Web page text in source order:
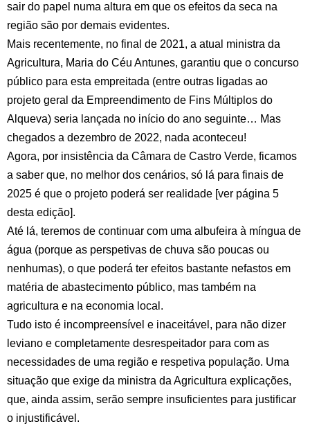
sair do papel numa altura em que os efeitos da seca na
região são por demais evidentes.
Mais recentemente, no final de 2021, a atual ministra da
Agricultura, Maria do Céu Antunes, garantiu que o concurso
público para esta empreitada (entre outras ligadas ao
projeto geral da Empreendimento de Fins Múltiplos do
Alqueva) seria lançada no início do ano seguinte… Mas
chegados a dezembro de 2022, nada aconteceu!
Agora, por insistência da Câmara de Castro Verde, ficamos
a saber que, no melhor dos cenários, só lá para finais de
2025 é que o projeto poderá ser realidade [ver página 5
desta edição].
Até lá, teremos de continuar com uma albufeira à míngua de
água (porque as perspetivas de chuva são poucas ou
nenhumas), o que poderá ter efeitos bastante nefastos em
matéria de abastecimento público, mas também na
agricultura e na economia local.
Tudo isto é incompreensível e inaceitável, para não dizer
leviano e completamente desrespeitador para com as
necessidades de uma região e respetiva população. Uma
situação que exige da ministra da Agricultura explicações,
que, ainda assim, serão sempre insuficientes para justificar
o injustificável.